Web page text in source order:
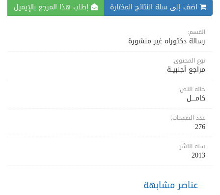
اضف إلى سلة النتائج المختارة إطلب هذا المرجع بالإيميل
القسم:
رسالة دكتوراه غير منشورة
نوع المحتوى:
مراجع أجنبيــة
حالة النص:
كامــــل
عدد الصفحات:
276
سنة النشر:
2013
عناصر مشابهة